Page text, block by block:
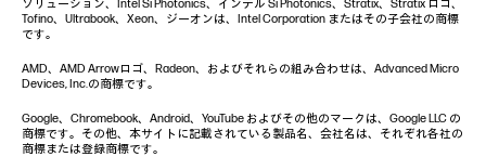
ソリューション、Intel Si Photonics、インテル Si Photonics、Stratix、Stratix ロゴ、
Tofino、Ultrabook、Xeon、ジーオンは、Intel Corporation またはその子会社の商標
です。
AMD、AMD Arrowロゴ、Radeon、およびそれらの組み合わせは、Advanced Micro
Devices, Inc.の商標です。
Google、Chromebook、Android、YouTube およびその他のマークは、Google LLC の
商標です。その他、本サイトに記載されている製品名、会社名は、それぞれ各社の
商標または登録商標です。